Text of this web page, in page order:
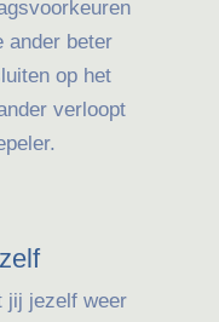
ander beter
op het
verloopt
jij jezelf weer